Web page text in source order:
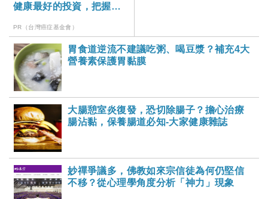
健康最好的投資，把握現
PR（台灣癌症基金會）
胃食道逆流不建議吃粥、喝豆漿？補充4大
營養素保護胃黏膜
大腸憩室炎復發，恐切除腸子？擔心治療
腸沾黏，保養腸道必知-大家健康雜誌
妙禪爭議多，佛教如來宗信徒為何仍堅信
不移？從心理學角度分析「神力」現象